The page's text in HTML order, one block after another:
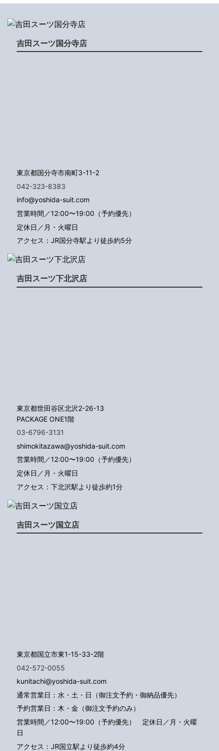
吉田スーツ国分寺店
東京都国分寺市南町3-11-2
042-323-8383
info@yoshida-suit.com
営業時間／12:00〜19:00（予約優先）
定休日／月・火曜日
アクセス：JR国分寺駅より徒歩約5分
吉田スーツ下北沢店
東京都世田谷区北沢2-26-13
PACKAGE ONE1階
03-6796-3131
shimokitazawa@yoshida-suit.com
営業時間／12:00〜19:00（予約優先）
定休日／月・火曜日
アクセス：下北沢駅より徒歩約1分
吉田スーツ国立店
東京都国立市東1-15-33-2階
042-572-0055
kunitachi@yoshida-suit.com
通常営業日：水・土・日（御注文予約・御納品優先）
予約営業日：木・金（御注文予約のみ）
営業時間／12:00〜19:00（予約優先） 定休日／月・火曜
日
アクセス：JR国立駅より徒歩約4分